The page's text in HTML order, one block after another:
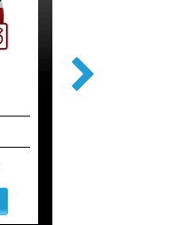
+ Magic Square